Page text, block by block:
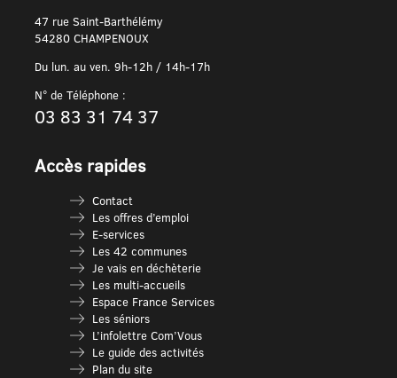
47 rue Saint-Barthélémy
54280 CHAMPENOUX
Du lun. au ven. 9h-12h / 14h-17h
N° de Téléphone :
03 83 31 74 37
Accès rapides
Contact
Les offres d’emploi
E-services
Les 42 communes
Je vais en déchèterie
Les multi-accueils
Espace France Services
Les séniors
L’infolettre Com’Vous
Le guide des activités
Plan du site